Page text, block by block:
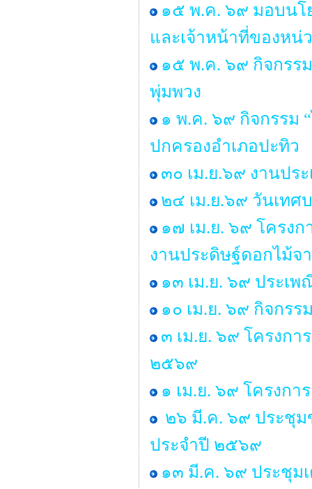
๑๕ พ.ค. ๖๙ มอบนโ
และเจ้าหน้าที่ของหน่
๑๕ พ.ค. ๖๙ กิจกรร
พุ่มพวง
๑ พ.ค. ๖๙ กิจกรรม
ปกครองอำเภอปะทิว
๓๐ เม.ย.๖๙ งานปร
๒๔ เม.ย.๖๙ วันเท
๑๗ เม.ย. ๖๙ โครง
งานประดิษฐ์ดอกไม้จ
๑๓ เม.ย. ๖๙ ประเ
๑๐ เม.ย. ๖๙ กิจกร
๓ เม.ย. ๖๙ โครงก
๒๕๖๙
๑ เม.ย. ๖๙ โครงก
๒๖ มี.ค. ๖๙ ประชุม
ประจำปี ๒๕๖๙
๑๓ มี.ค. ๖๙ ประชุม